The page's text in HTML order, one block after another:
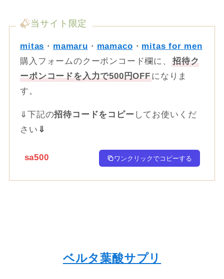
当サイト限定
mitas ・ mamaru ・ mamaco ・ mitas for men
購入フォームのクーポンコード欄に、
招待ク
ーポンコードを入力で500円OFFになりま
す。
⇓下記の招待コードをコピー してお使いくだ
さい ⇓
sa500 ワンクリックでコピーする
ベルタ葉酸サプリ